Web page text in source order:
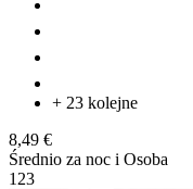
+ 23 kolejne
8,49 €
Średnio za noc i Osoba
1 23